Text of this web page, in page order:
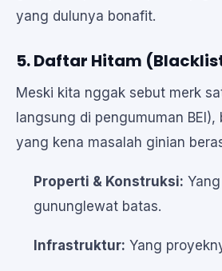
yang dulunya bonafit.
5. Daftar Hitam
Meski kita nggak sebut merk
langsung di pengumuman
yang kena masalah ginian
Properti & Konstruksi:
gununglewat batas.
Infrastruktur: Yang